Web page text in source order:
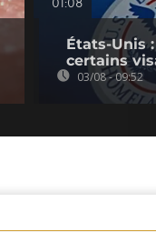
01:08
États-Unis
certains
03/08 - 09:52